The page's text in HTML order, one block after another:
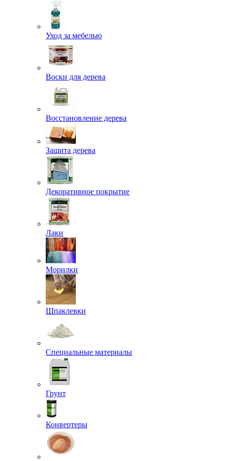
Уход за мебелью
Воски для дерева
Восстановление дерева
Защита дерева
Декоративное покрытие
Лаки
Морилки
Шпаклевки
Специальные материалы
Грунт
Конвертеры